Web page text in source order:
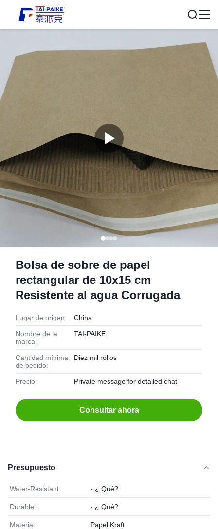
Bolsa de sobre de papel
rectangular de 10x15 cm
Resistente al agua Corrugada
Lugar de origen: China.
Nombre de la
marca:
TAI-PAIKE
Cantidad mínima
de pedido:
Diez mil rollos
Precio: Private message for detailed chat
Consultar ahora
Presupuesto
Water-Resistant: - ¿ Qué?
Durable: - ¿ Qué?
Material: Papel Kraft